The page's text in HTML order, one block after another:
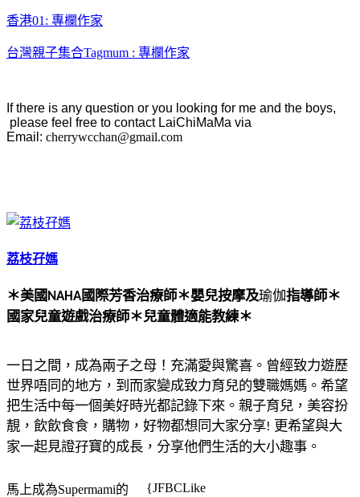
香港01: 專欄作家
台灣親子集合Tagmum : 專欄作家
If there is any question or you looking for me and the boys,
please feel free to contact LaiChiMaMa via
Email: cherrywcchan@gmail.com
荔枝孖媽
＊美國NAHA國際芳香治療師＊嬰兒按摩及瑜伽指導師＊
國家兒童遊戲治療師＊兒童體適能教練＊
一日之間，成為兩子之母！充滿愛與驚喜。曾經致力遊歷
世界唔同的地方，到而家變成致力育兒的雙職媽媽。希望
把生活中每一個美好時光都記錄下來。親子育兒，美容扮
靚，飲飲食食，購物，好物都想同大家分享! 更希望與大
家一起見證孖寶的成長，分享他們生活的大小趣事。
馬上成為Supermami的
{JFBCLike